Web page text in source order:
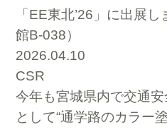
「EE東北’26」に出展
館B-038）
2026.04.10
CSR
今年も宮城県内で交通
として“通学路のカラー